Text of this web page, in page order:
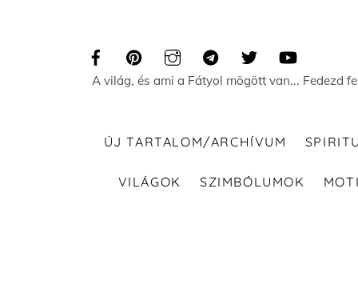
A világ, és ami a Fátyol mögött van... Fedezd
ÚJ TARTALOM/ARCHÍVUM
VILÁGOK SZIMBÓLUMOK